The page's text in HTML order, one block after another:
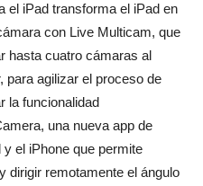
el iPad transforma el iPad en
con Live Multicam, que
hasta cuatro cámaras al
para agilizar el proceso de
la funcionalidad
una nueva app de
el iPhone que permite
dirigir remotamente el ángulo